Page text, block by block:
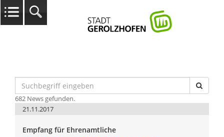
682 News gefunden.
21.11.2017
Empfang für Ehrenamtliche